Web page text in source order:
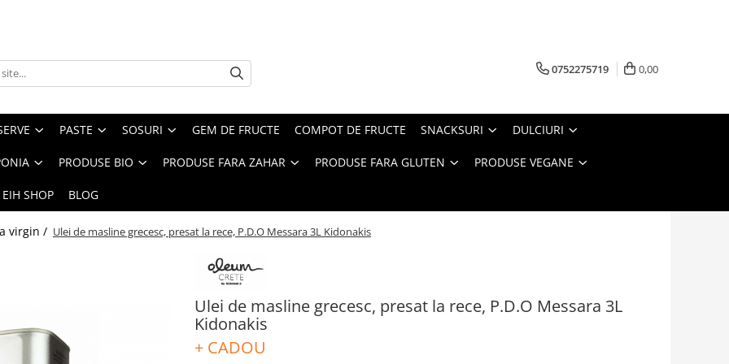
0752275719 0,00
PASTE SOSURI GEM DE FRUCTE COMPOT DE FRUCTE SNACKSURI DULCIURI
PRODUSE BIO PRODUSE FARA ZAHAR PRODUSE FARA GLUTEN PRODUSE VEGANE
SHOP BLOG
virgin / Ulei de masline grecesc, presat la rece, P.D.O Messara 3L Kidonakis
Ulei de masline grecesc, presat la rece, P.D.O Messara 3L
Kidonakis
+ CADOU